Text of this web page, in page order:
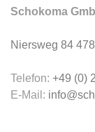
Schokoma
Niersweg 84
Telefon: +49 (0)
E-Mail: